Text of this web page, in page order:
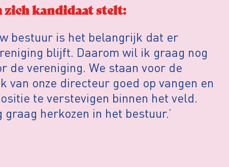
zich kandidaat stelt:
bestuur is het belangrijk dat er
blijft. Daarom wil ik graag nog
de vereniging. We staan voor de
van onze directeur goed op vangen en
te verstevigen binnen het veld.
herkozen in het bestuur.’